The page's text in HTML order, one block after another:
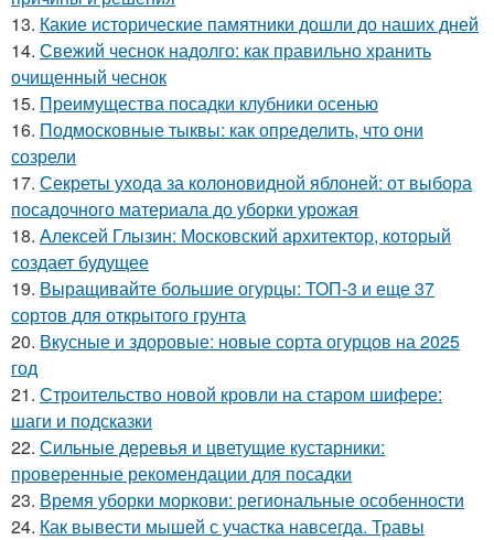
13. Какие исторические памятники дошли до наших дней
14. Свежий чеснок надолго: как правильно хранить
очищенный чеснок
15. Преимущества посадки клубники осенью
16. Подмосковные тыквы: как определить, что они
созрели
17. Секреты ухода за колоновидной яблоней: от выбора
посадочного материала до уборки урожая
18. Алексей Глызин: Московский архитектор, который
создает будущее
19. Выращивайте большие огурцы: ТОП-3 и еще 37
сортов для открытого грунта
20. Вкусные и здоровые: новые сорта огурцов на 2025
год
21. Строительство новой кровли на старом шифере:
шаги и подсказки
22. Сильные деревья и цветущие кустарники:
проверенные рекомендации для посадки
23. Время уборки моркови: региональные особенности
24. Как вывести мышей с участка навсегда. Травы